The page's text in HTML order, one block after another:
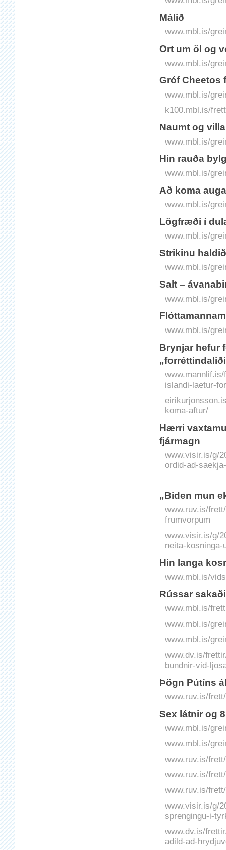
Málið
www.mbl.is/
Ort um öl og
www.mbl.is/
Gróf Cheetos
www.mbl.is/
k100.mbl.is/
Naumt og
www.mbl.is/
Hin rauða
www.mbl.is/
Að koma
www.mbl.is/
Lögfræði í
www.mbl.is/
Strikinu
www.mbl.is/
Salt –
www.mbl.is/
www.mbl.is/
Brynjar hefur
islandi-laetur-
koma-aftur/
Hærri
fjármagn
www.visir.is/g/
ordid-ad-
„Biden mun
www.ruv.is/
frumvorpum
www.visir.is/g/
neita-kosninga-
Hin langa
www.mbl.is/
Rússar
www.mbl.is/
www.mbl.is/
www.mbl.is/
www.dv.is/
bundnir-vid-
Þögn Pútíns
www.ruv.is/
Sex látnir og
www.mbl.is/
www.mbl.is/
www.ruv.is/
www.ruv.is/
www.ruv.is/
www.visir.is/g/
sprengingu-i-
www.dv.is/
adild-ad-